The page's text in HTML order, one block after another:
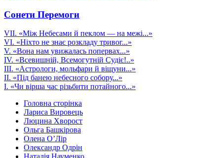
Сонети Перемоги
VІІ. «Між Небесами й пеклом — на межі...»
VI. «Ніхто не знає розкладу тривог...»
V. «Вона нам увижалась попервах...»
IV. «Всевишній, Всемогутній Судіє!..»
ІІІ. «Астрологи, мольфари й віщуни...»
ІІ. «Під банею небесного собору...»
І. «Чи вірша час різьбити потайного...»
Головна сторінка
Лариса Вировець
Люцина Хворост
Ольга Башкірова
Олена О’Лір
Олександр Одрін